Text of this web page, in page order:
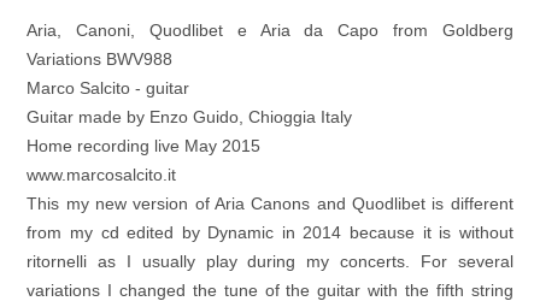
Área personal Reproductor
Aria, Canoni, Quodlibet e Aria da Capo from Goldberg
Variations BWV988
Marco Salcito - guitar
Guitar made by Enzo Guido, Chioggia Italy
Home recording live May 2015
www.marcosalcito.it
This my new version of Aria Canons and Quodlibet is different
from my cd edited by Dynamic in 2014 because it is without
ritornelli as I usually play during my concerts. For several
variations I changed the tune of the guitar with the fifth string